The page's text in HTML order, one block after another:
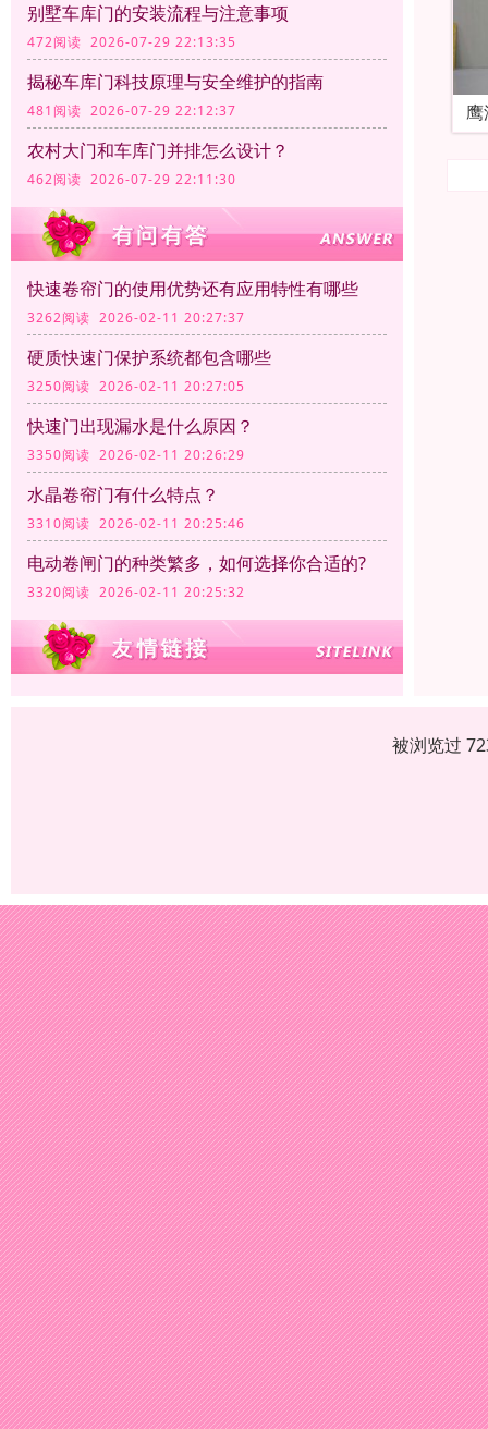
别墅车库门的安装流程与注意事项
472阅读 2026-07-29 22:13:35
揭秘车库门科技原理与安全维护的指南
481阅读 2026-07-29 22:12:37
农村大门和车库门并排怎么设计？
462阅读 2026-07-29 22:11:30
快速卷帘门的使用优势还有应用特性有哪些
3262阅读 2026-02-11 20:27:37
硬质快速门保护系统都包含哪些
3250阅读 2026-02-11 20:27:05
快速门出现漏水是什么原因？
3350阅读 2026-02-11 20:26:29
水晶卷帘门有什么特点？
3310阅读 2026-02-11 20:25:46
电动卷闸门的种类繁多，如何选择你合适的?
3320阅读 2026-02-11 20:25:32
被浏览过